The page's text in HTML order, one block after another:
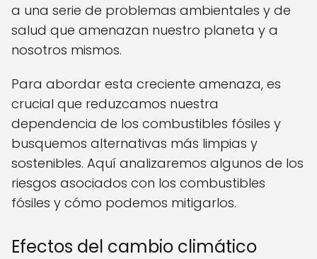
a una serie de problemas ambientales y de
salud que amenazan nuestro planeta y a
nosotros mismos.
Para abordar esta creciente amenaza, es
crucial que reduzcamos nuestra
dependencia de los combustibles fósiles y
busquemos alternativas más limpias y
sostenibles. Aquí analizaremos algunos de los
riesgos asociados con los combustibles
fósiles y cómo podemos mitigarlos.
Efectos del cambio climático